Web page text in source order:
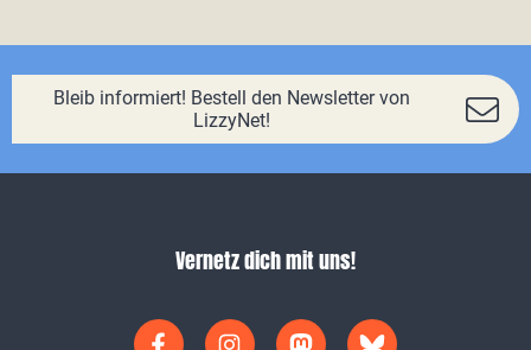
Bleib informiert! Bestell den Newsletter von
LizzyNet!
Vernetz dich mit uns!